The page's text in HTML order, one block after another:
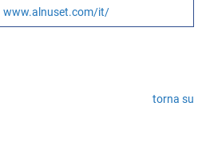
www.alnuset.com/it/
torna su